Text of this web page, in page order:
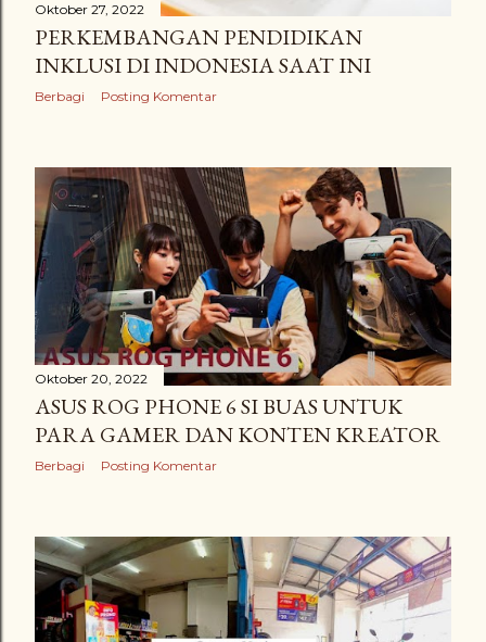
Oktober 27, 2022
PERKEMBANGAN PENDIDIKAN
INKLUSI DI INDONESIA SAAT INI
Berbagi Posting Komentar
Oktober 20, 2022
ASUS ROG PHONE 6 SI BUAS UNTUK
PARA GAMER DAN KONTEN KREATOR
Berbagi Posting Komentar